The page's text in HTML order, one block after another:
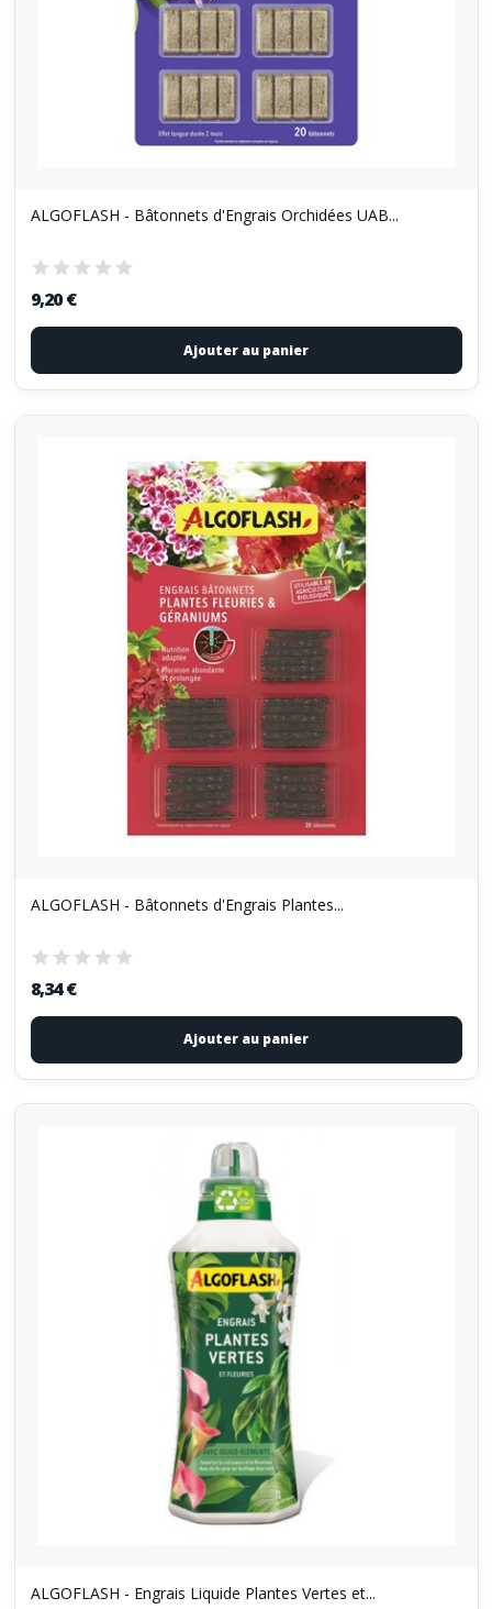
ALGOFLASH - Bâtonnets d'Engrais Orchidées UAB...
9,20 €
Ajouter au panier
ALGOFLASH - Bâtonnets d'Engrais Plantes...
8,34 €
Ajouter au panier
ALGOFLASH - Engrais Liquide Plantes Vertes et...